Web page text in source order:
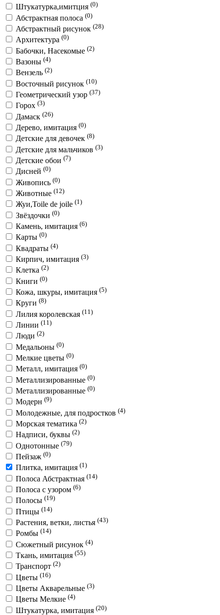
Штукатурка,имитция (0)
Абстрактная полоса (0)
Абстрактный рисунок (28)
Архитектура (0)
Бабочки, Насекомые (2)
Вазоны (4)
Вензель (2)
Восточный рисунок (10)
Геометрический узор (37)
Горох (3)
Дамаск (26)
Дерево, имитация (0)
Детские для девочек (8)
Детские для мальчиков (3)
Детские обои (7)
Дисней (0)
Живопись (0)
Животные (12)
Жуи,Toile de joile (1)
Звёздочки (0)
Камень, имитация (6)
Карты (0)
Квадраты (4)
Кирпич, имитация (3)
Клетка (2)
Книги (0)
Кожа, шкуры, имитация (5)
Круги (8)
Лилия королевская (11)
Линии (11)
Люди (2)
Медальоны (0)
Мелкие цветы (0)
Металл, имитация (0)
Металлизированные (0)
Металлизированные (0)
Модерн (9)
Молодежные, для подростков (4)
Морская тематика (2)
Надписи, буквы (2)
Однотонные (79)
Пейзаж (0)
Плитка, имитация (1)
Полоса Абстрактная (14)
Полоса с узором (6)
Полосы (19)
Птицы (14)
Растения, ветки, листья (43)
Ромбы (14)
Сюжетный рисунок (4)
Ткань, имитация (55)
Транспорт (2)
Цветы (16)
Цветы Акварельные (3)
Цветы Мелкие (4)
Штукатурка, имитация (20)